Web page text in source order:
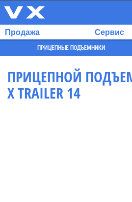
ВЫБРАННЫЙ
Продажа Сервис
ПРИЦЕПНЫЕ ПОДЪЕМНИКИ
ПРИЦЕПНОЙ
X TRAILER 14